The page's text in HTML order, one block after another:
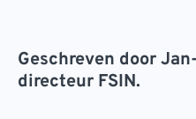
Geschreven door
directeur FSIN.